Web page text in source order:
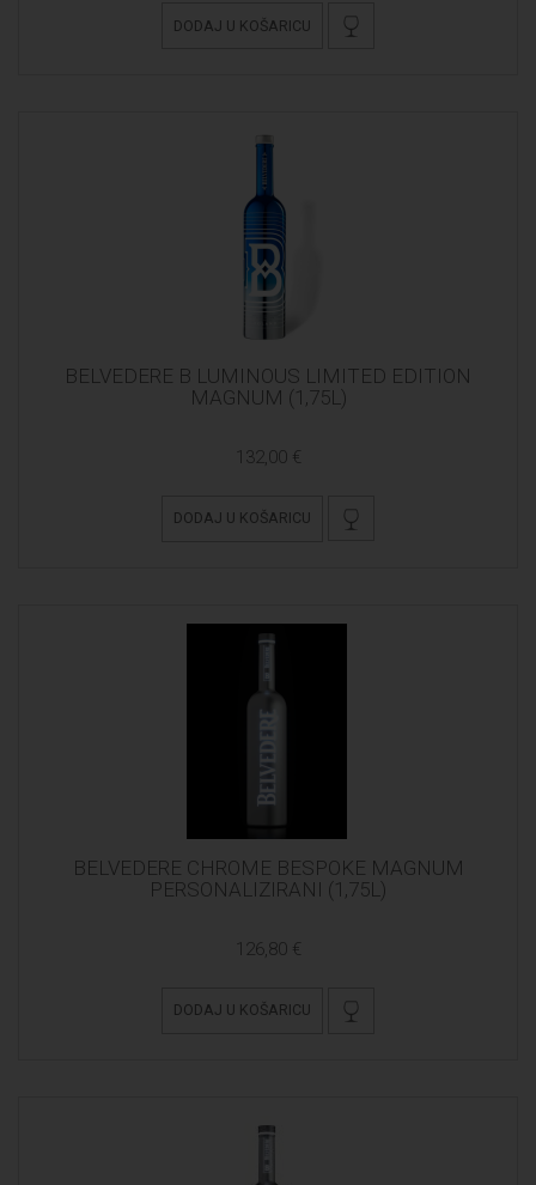
DODAJ U KOŠARICU
BELVEDERE B LUMINOUS LIMITED EDITION
MAGNUM (1,75L)
132,00 €
DODAJ U KOŠARICU
BELVEDERE CHROME BESPOKE MAGNUM
PERSONALIZIRANI (1,75L)
126,80 €
DODAJ U KOŠARICU